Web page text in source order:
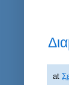
at